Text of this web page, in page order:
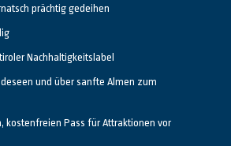
prächtig gedeihen
Nachhaltigkeitslabel
und über sanfte Almen zum
kostenfreien Pass für Attraktionen vor